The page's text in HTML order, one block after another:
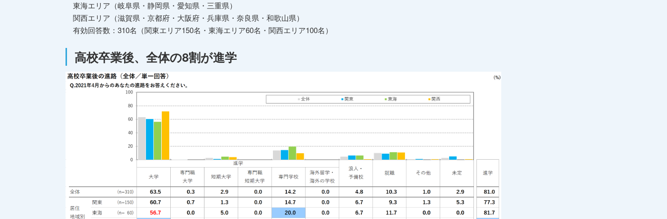
東海エリア（岐阜県・静岡県・愛知県・三重県）
関西エリア（滋賀県・京都府・大阪府・兵庫県・奈良県・和歌山県）
有効回答数：310名（関東エリア150名・東海エリア60名・関西エリア100名）
高校卒業後、全体の8割が進学